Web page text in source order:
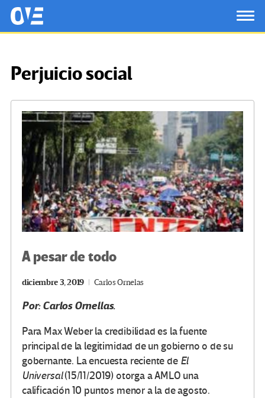
Saltar al contenido principal
OtrasVocesenEducacion.org
Perjuicio social
A pesar de todo
diciembre 3, 2019 Carlos Ornelas
Por: Carlos Ornellas.
Para Max Weber la credibilidad es la fuente
principal de la legitimidad de un gobierno o de su
gobernante. La encuesta reciente de El
Universal(15/11/2019) otorga a AMLO una
calificación 10 puntos menor a la de agosto.